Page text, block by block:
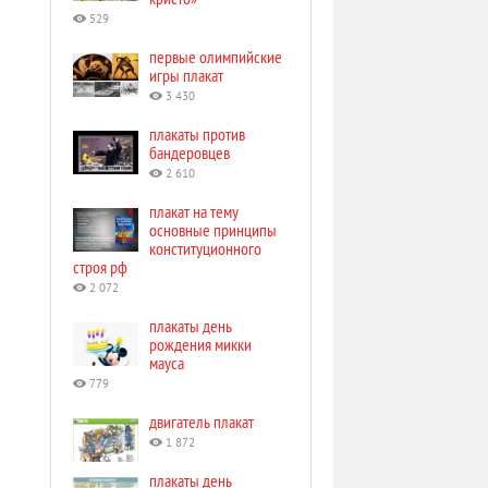
529
первые олимпийские
игры плакат
3 430
плакаты против
бандеровцев
2 610
плакат на тему
основные принципы
конституционного
строя рф
2 072
плакаты день
рождения микки
мауса
779
двигатель плакат
1 872
плакаты день